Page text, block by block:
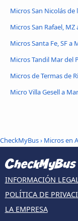
Micros San Nicolás
Micros San Rafael,
Micros Santa Fe, SF a
Micros Tandil Mar del
Micros de Termas de
Micro Villa Gesell a
CheckMyBus› Micros en
INFORMACIÓN
POLÍTICA DE
LA EMPRESA